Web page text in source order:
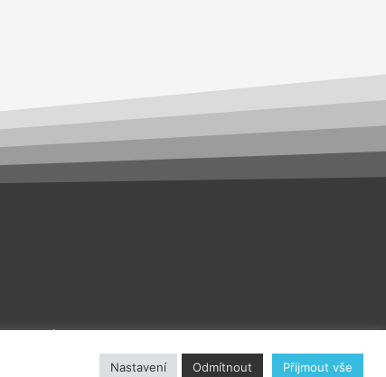
O nás
Nastavení Odmítnout Přijmout vše